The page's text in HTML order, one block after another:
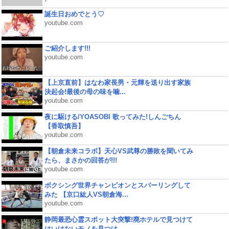
誕生日おめでとう♡
youtube.com
ご紹介します!!!
youtube.com
【上京直前】はなわ家長男・元輝を送り出す家族
決起会!最後の母の味を噛...
youtube.com
夜に駆ける/YOASOBI 歌ってみた!しんごちん
【香取慎吾】
youtube.com
【朝倉未来コラボ】天心VS武尊の勝敗を聞いてみ
たら、まさかの回答が!!!
youtube.com
ボクシング世界チャンピオンとスパーリングして
みた 【京口紘人VS朝倉海...
youtube.com
静岡最恐心霊スポット大突撃!廃ホテルで見つけて